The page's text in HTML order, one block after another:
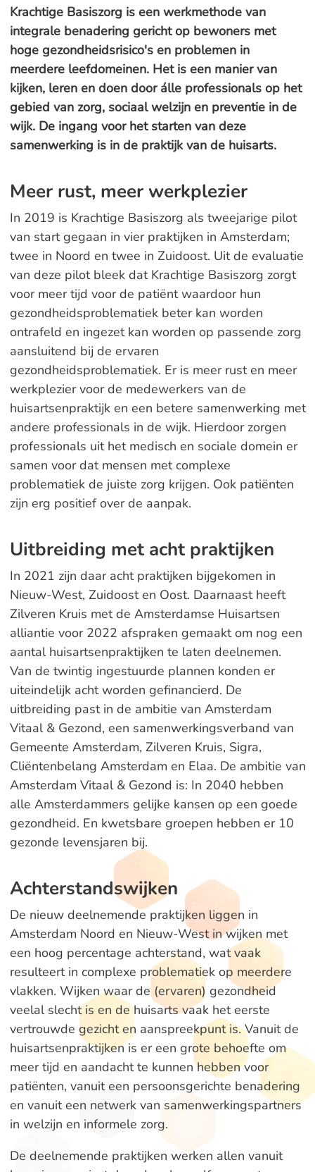
Krachtige Basiszorg is een werkmethode van
integrale benadering gericht op bewoners met
hoge gezondheidsrisico's en problemen in
meerdere leefdomeinen. Het is een manier van
kijken, leren en doen door álle professionals op het
gebied van zorg, sociaal welzijn en preventie in de
wijk. De ingang voor het starten van deze
samenwerking is in de praktijk van de huisarts.
Meer rust, meer werkplezier
In 2019 is Krachtige Basiszorg als tweejarige pilot
van start gegaan in vier praktijken in Amsterdam;
twee in Noord en twee in Zuidoost. Uit de evaluatie
van deze pilot bleek dat Krachtige Basiszorg zorgt
voor meer tijd voor de patiënt waardoor hun
gezondheidsproblematiek beter kan worden
ontrafeld en ingezet kan worden op passende zorg
aansluitend bij de ervaren
gezondheidsproblematiek. Er is meer rust en meer
werkplezier voor de medewerkers van de
huisartsenpraktijk en een betere samenwerking met
andere professionals in de wijk. Hierdoor zorgen
professionals uit het medisch en sociale domein er
samen voor dat mensen met complexe
problematiek de juiste zorg krijgen. Ook patiënten
zijn erg positief over de aanpak.
Uitbreiding met acht praktijken
In 2021 zijn daar acht praktijken bijgekomen in
Nieuw-West, Zuidoost en Oost. Daarnaast heeft
Zilveren Kruis met de Amsterdamse Huisartsen
alliantie voor 2022 afspraken gemaakt om nog een
aantal huisartsenpraktijken te laten deelnemen.
Van de twintig ingestuurde plannen konden er
uiteindelijk acht worden gefinancierd. De
uitbreiding past in de ambitie van Amsterdam
Vitaal & Gezond, een samenwerkingsverband van
Gemeente Amsterdam, Zilveren Kruis, Sigra,
Cliëntenbelang Amsterdam en Elaa. De ambitie van
Amsterdam Vitaal & Gezond is: In 2040 hebben
alle Amsterdammers gelijke kansen op een goede
gezondheid. En kwetsbare groepen hebben er 10
gezonde levensjaren bij.
Achterstandswijken
De nieuw deelnemende praktijken liggen in
Amsterdam Noord en Nieuw-West in wijken met
een hoog percentage achterstand, wat vaak
resulteert in complexe problematiek op meerdere
vlakken. Wijken waar de (ervaren) gezondheid
veelal slecht is en de huisarts vaak het eerste
vertrouwde gezicht en aanspreekpunt is. Vanuit de
huisartsenpraktijken is er een grote behoefte om
meer tijd en aandacht te kunnen hebben voor
patiënten, vanuit een persoonsgerichte benadering
en vanuit een netwerk van samenwerkingspartners
in welzijn en informele zorg.
De deelnemende praktijken werken allen vanuit